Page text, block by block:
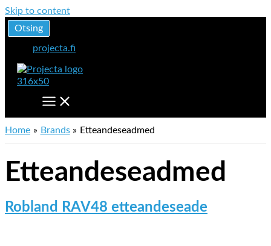
Skip to content
Otsing
projecta.fi
Home Brands Etteandeseadmed
Etteandeseadmed
Robland RAV48 etteandeseade